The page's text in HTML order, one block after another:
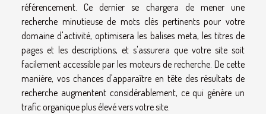
référencement. Ce dernier se chargera de mener une
recherche minutieuse de mots clés pertinents pour votre
domaine d'activité, optimisera les balises meta, les titres de
pages et les descriptions, et s'assurera que votre site soit
facilement accessible par les moteurs de recherche. De cette
manière, vos chances d'apparaître en tête des résultats de
recherche augmentent considérablement, ce qui génère un
trafic organique plus élevé vers votre site.